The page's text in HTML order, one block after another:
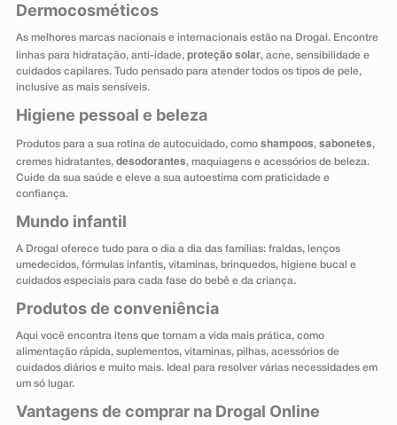
Dermocosméticos
As melhores marcas nacionais e internacionais estão na Drogal. Encontre
linhas para hidratação, anti-idade, proteção solar, acne, sensibilidade e
cuidados capilares. Tudo pensado para atender todos os tipos de pele,
inclusive as mais sensíveis.
Higiene pessoal e beleza
Produtos para a sua rotina de autocuidado, como shampoos, sabonetes,
cremes hidratantes, desodorantes, maquiagens e acessórios de beleza.
Cuide da sua saúde e eleve a sua autoestima com praticidade e
confiança.
Mundo infantil
A Drogal oferece tudo para o dia a dia das famílias: fraldas, lenços
umedecidos, fórmulas infantis, vitaminas, brinquedos, higiene bucal e
cuidados especiais para cada fase do bebê e da criança.
Produtos de conveniência
Aqui você encontra itens que tornam a vida mais prática, como
alimentação rápida, suplementos, vitaminas, pilhas, acessórios de
cuidados diários e muito mais. Ideal para resolver várias necessidades em
um só lugar.
Vantagens de comprar na Drogal Online